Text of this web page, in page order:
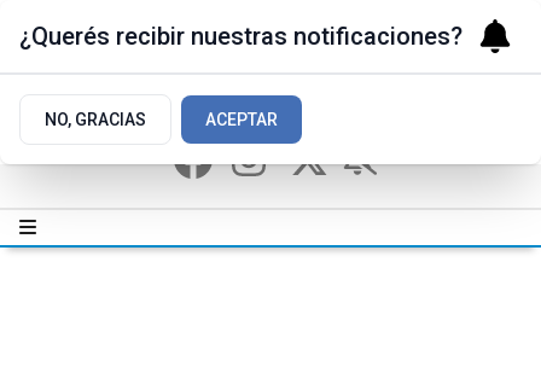
¿Querés recibir nuestras notificaciones?
NO, GRACIAS ACEPTAR